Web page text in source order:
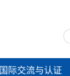
国际交流与认证